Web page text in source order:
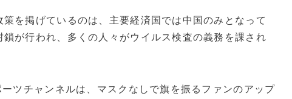
を掲げているのは、主要経済国では中国のみとなって
が行われ、多くの人々がウイルス検査の義務を課され
ツチャンネルは、マスクなしで旗を振るファンのアップ